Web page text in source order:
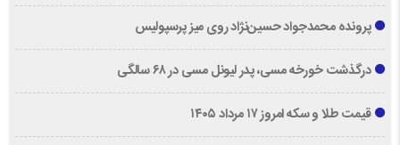
پرونده محمدجواد حسین‌نژاد روی میز پرسپولیس
درگذشت خورخه مسی، پدر لیونل مسی در ۶۸ سالگی
قیمت طلا و سکه امروز ۱۷ مرداد ۱۴۰۵